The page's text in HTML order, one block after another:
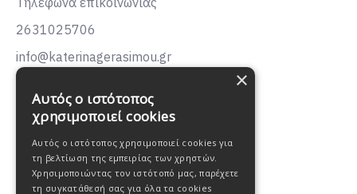
2631025706
info@katerinagerasimou.gr
GERASIMOU
FASHION
×
Αυτός ο ιστότοπος
χρησιμοποιεί cookies
Αυτός ο ιστότοπος χρησιμοποιεί cookies για
τη βελτίωση της εμπειρίας των χρηστών.
Χρησιμοποιώντας τον ιστότοπό μας, παρέχετε
τη συγκατάθεσή σας για όλα τα cookies